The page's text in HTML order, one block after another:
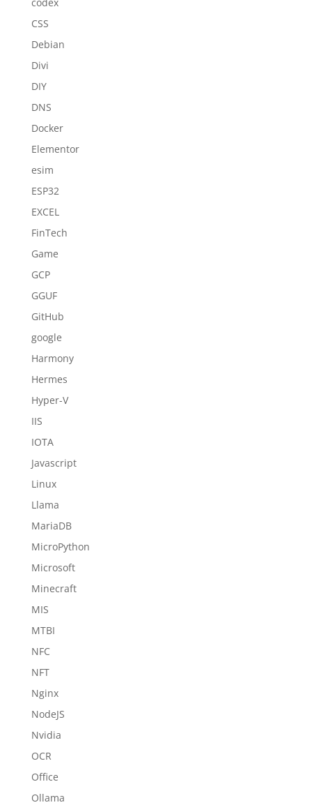
CSS
Debian
Divi
DIY
DNS
Docker
Elementor
esim
ESP32
EXCEL
FinTech
Game
GCP
GGUF
GitHub
google
Harmony
Hermes
Hyper-V
IIS
IOTA
Javascript
Linux
Llama
MariaDB
MicroPython
Microsoft
Minecraft
MIS
MTBI
NFC
NFT
Nginx
NodeJS
Nvidia
OCR
Office
Ollama